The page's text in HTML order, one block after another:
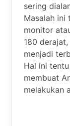
sering
Masalah
monitor
180
menjadi
Hal ini
membuat
melakukan